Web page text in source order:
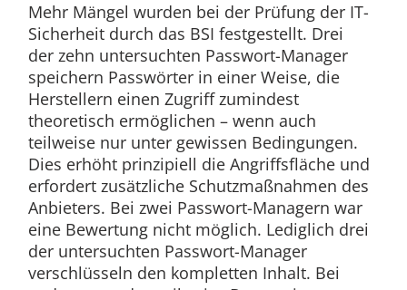
Mehr Mängel wurden bei der Prüfung der IT-
Sicherheit durch das BSI festgestellt. Drei
der zehn untersuchten Passwort-Manager
speichern Passwörter in einer Weise, die
Herstellern einen Zugriff zumindest
theoretisch ermöglichen – wenn auch
teilweise nur unter gewissen Bedingungen.
Dies erhöht prinzipiell die Angriffsfläche und
erfordert zusätzliche Schutzmaßnahmen des
Anbieters. Bei zwei Passwort-Managern war
eine Bewertung nicht möglich. Lediglich drei
der untersuchten Passwort-Manager
verschlüsseln den kompletten Inhalt. Bei